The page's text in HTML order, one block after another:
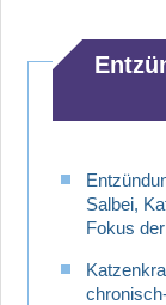
Salbei,
Fokus